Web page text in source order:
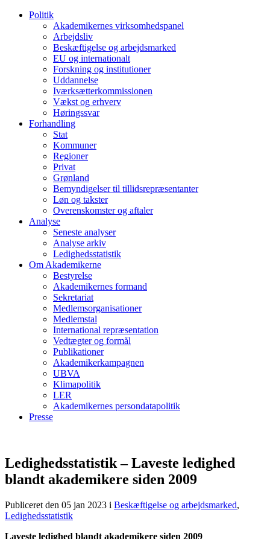
Politik
Akademikernes virksomhedspanel
Arbejdsliv
Beskæftigelse og arbejdsmarked
EU og internationalt
Forskning og institutioner
Uddannelse
Iværksætterkommissionen
Vækst og erhverv
Høringssvar
Forhandling
Stat
Kommuner
Regioner
Privat
Grønland
Bemyndigelser til tillidsrepræsentanter
Løn og takster
Overenskomster og aftaler
Analyse
Seneste analyser
Analyse arkiv
Ledighedsstatistik
Om Akademikerne
Bestyrelse
Akademikernes formand
Sekretariat
Medlemsorganisationer
Medlemstal
International repræsentation
Vedtægter og formål
Publikationer
Akademikerkampagnen
UBVA
Klimapolitik
LER
Akademikernes persondatapolitik
Presse
Ledighedsstatistik – Laveste ledighed
blandt akademikere siden 2009
Publiceret den 05 jan 2023 i Beskæftigelse og arbejdsmarked,
Ledighedsstatistik
Laveste ledighed blandt akademikere siden 2009